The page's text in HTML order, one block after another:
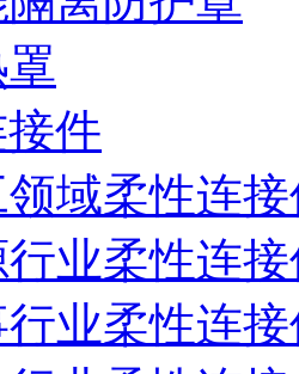
罩
件
域柔性连
业柔性连
业柔性连